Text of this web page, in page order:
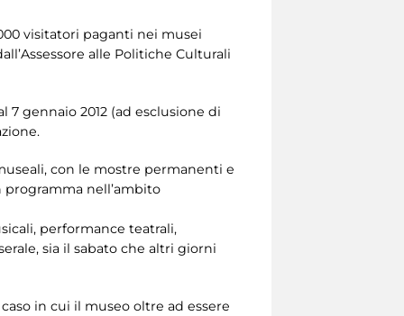
visitatori paganti nei musei
alle Politiche Culturali
7 gennaio 2012 (ad esclusione di
con le mostre permanenti e
nell’ambito
performance teatrali,
sia il sabato che altri giorni
in cui il museo oltre ad essere